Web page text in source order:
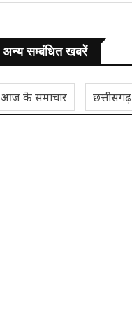
अन्य सम्बंधित खबरें
आज के समाचार छत्तीसगढ़